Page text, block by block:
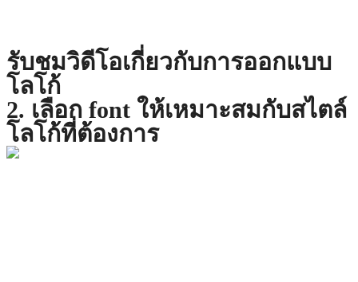
รับชมวิดีโอเกี่ยวกับการออกแบบ
โลโก้
2. เลือก font ให้เหมาะสมกับสไตล์
โลโก้ที่ต้องการ